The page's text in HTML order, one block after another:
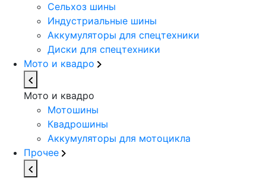
Сельхоз шины
Индустриальные шины
Аккумуляторы для спецтехники
Диски для спецтехники
Мото и квадро
Мото и квадро
Мотошины
Квадрошины
Аккумуляторы для мотоцикла
Прочее